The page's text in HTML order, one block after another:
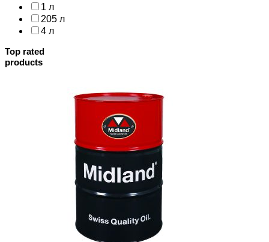
1 л
205 л
4 л
Top rated
products